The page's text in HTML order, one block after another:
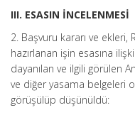
III. ESASIN İNCELENMESİ
2. Başvuru kararı ve ekleri,
hazırlanan işin esasına
dayanılan ve ilgili görülen
ve diğer yasama belgeleri
görüşülüp düşünüldü: